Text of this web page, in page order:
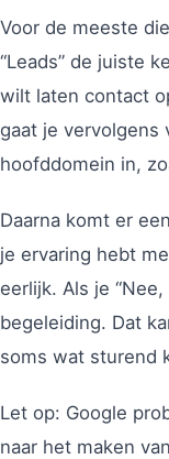
Voor de meeste
“Leads” de juiste
wilt laten contact
gaat je vervolgens
hoofddomein in,
Daarna komt er
je ervaring hebt
eerlijk. Als je
begeleiding. Dat
soms wat sturend
Let op: Google
naar het maken